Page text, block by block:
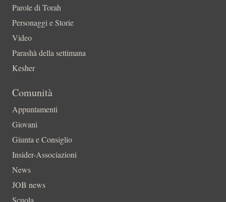
Parole di Torah
Personaggi e Storie
Video
Parashà della settimana
Kesher
Comunità
Appuntamenti
Giovani
Giunta e Consiglio
Insider-Associazioni
News
JOB news
Scuola